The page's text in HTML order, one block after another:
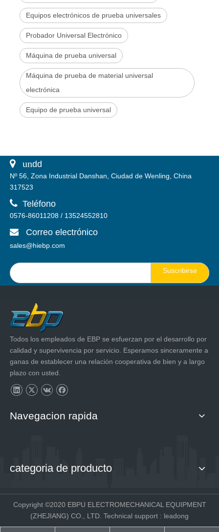
Equipos electrónicos de prueba universales
Probador Universal Electrónico
Máquina de prueba universal
Máquina de prueba de material universal
electrónica
Equipo de prueba universal
 undd
Nº 56, Zona Industrial Danshan, Ciudad de Wenling, China
317523
 Teléfono
0576-86011208 / 13524552810
 Correo electrónico
sales@hiebp.com
Suscribirse
Todos los empleados de EBP se esfuerzan por el desarrollo por
calidad y supervivencia por servicio. Esperamos sinceramente a
ganas de establecer una relación cooperativa de bien y a largo
plazo con usted.
Navegacion rapida
categoria de producto
Copyright ©2020 EBPU ELECTROMECHANICAL EQUIPMENT
(ZHEJIANG) CO., LTD. Technical support : leadong